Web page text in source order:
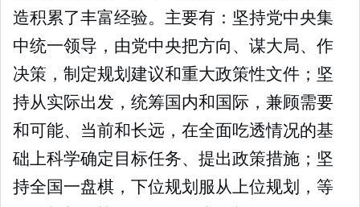
造积累了丰富经验。主要有：坚持党中央集
中统一领导，由党中央把方向、谋大局、作
决策，制定规划建议和重大政策性文件；坚
持从实际出发，统筹国内和国际，兼顾需要
和可能、当前和长远，在全面吃透情况的基
础上科学确定目标任务、提出政策措施；坚
持全国一盘棋，下位规划服从上位规划，等